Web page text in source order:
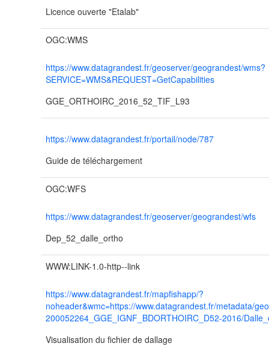
Licence ouverte "Etalab"
OGC:WMS
https://www.datagrandest.fr/geoserver/geograndest/wms?
SERVICE=WMS&REQUEST=GetCapabilities
GGE_ORTHOIRC_2016_52_TIF_L93
https://www.datagrandest.fr/portail/node/787
Guide de téléchargement
OGC:WFS
https://www.datagrandest.fr/geoserver/geograndest/wfs
Dep_52_dalle_ortho
WWW:LINK-1.0-http--link
https://www.datagrandest.fr/mapfishapp/?
noheader&wmc=https://www.datagrandest.fr/metadata/
200052264_GGE_IGNF_BDORTHOIRC_D52-2016/
Visualisation du fichier de dallage